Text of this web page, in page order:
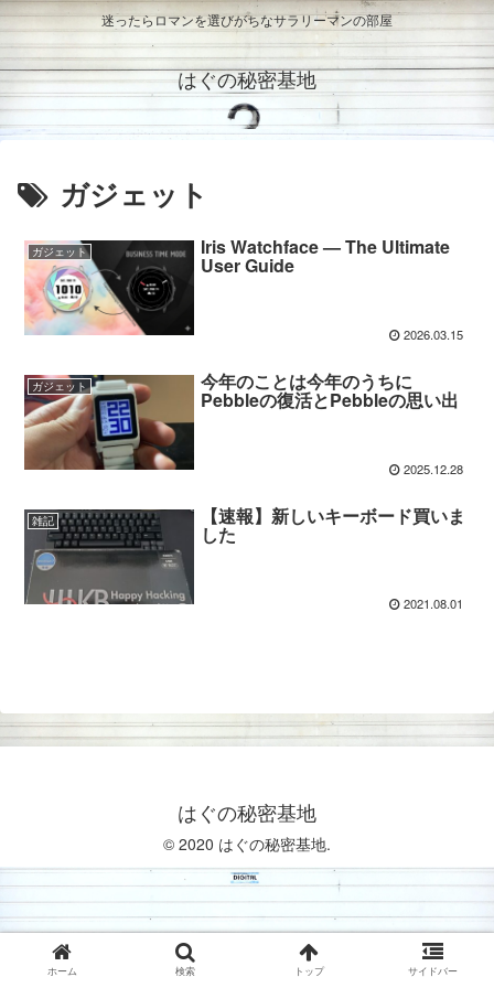
迷ったらロマンを選びがちなサラリーマンの部屋
はぐの秘密基地
ガジェット
ガジェット Iris Watchface — The Ultimate
User Guide
2026.03.15
ガジェット 今年のことは今年のうちに
Pebbleの復活とPebbleの思い出
2025.12.28
雑記 【速報】新しいキーボード買いま
した
2021.08.01
はぐの秘密基地
© 2020 はぐの秘密基地.
ホーム 検索 トップ サイドバー